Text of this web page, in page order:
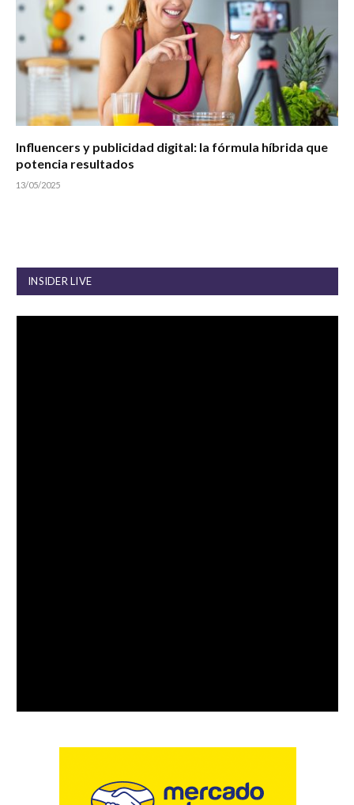
Influencers y publicidad digital: la fórmula híbrida que
potencia resultados
13/05/2025
INSIDER LIVE